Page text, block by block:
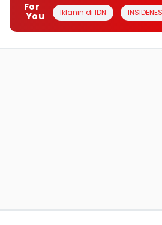
For
You
Iklanin di IDN